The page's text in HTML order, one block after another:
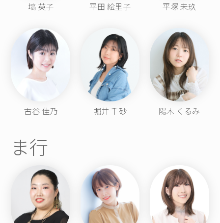
塙 英子 平田 絵里子 平塚 未玖
古谷 佳乃 堀井 千砂 陽木 くるみ
ま行